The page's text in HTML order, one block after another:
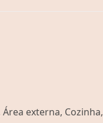
externa, Cozinha,